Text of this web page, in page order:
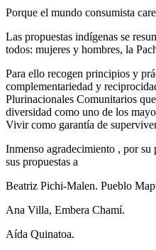
Porque el mundo consumista
Las propuestas indígenas se
todos: mujeres y hombres, la
Para ello recogen principios y
complementariedad y
Plurinacionales Comunitarios
diversidad como uno de los
Vivir como garantía de
Inmenso agradecimiento , por su
sus propuestas a
Beatriz Pichi-Malen. Pueblo
Ana Villa, Embera Chamí.
Aída Quinatoa.